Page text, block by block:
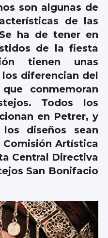
son algunas de
de las
ha de tener en
de la fiesta
tienen unas
diferencian del
conmemoran
Todos los
en Petrer, y
diseños sean
Artística
Central Directiva
San Bonifacio